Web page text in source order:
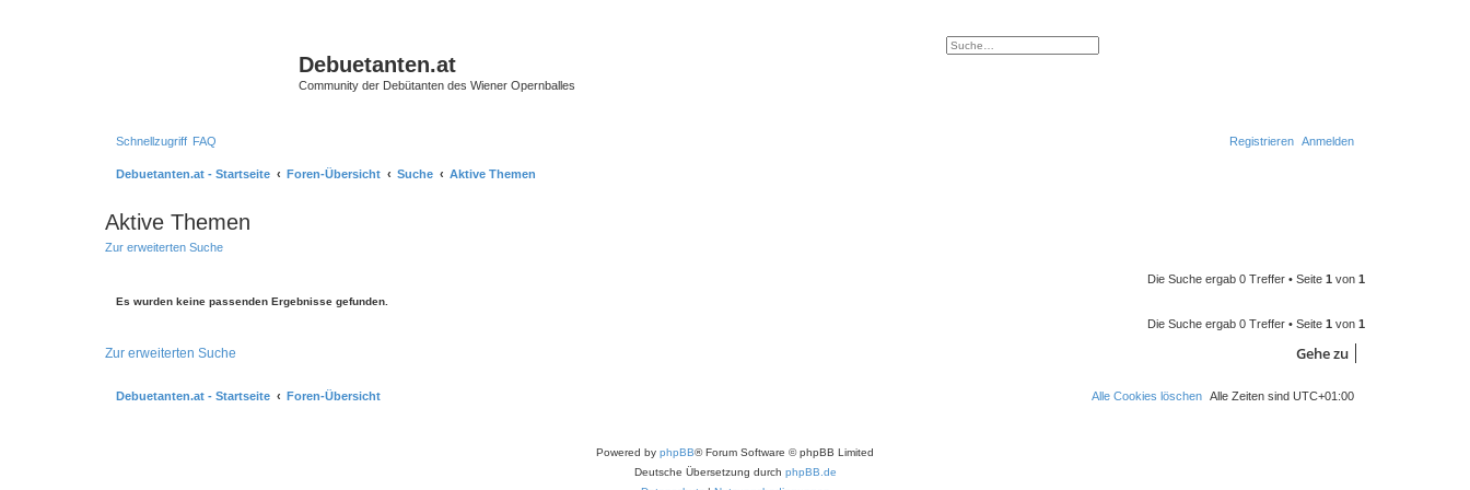
Debuetanten.at
Community der Debütanten des Wiener Opernballes
Suche
Erweiterte Suche
Schnellzugriff FAQ Anmelden
Registrieren
Debuetanten.at - Startseite Foren-Übersicht Suche
Aktive Themen
Aktive Themen
Zur erweiterten Suche
Die Suche ergab 0 Treffer • Seite 1 von 1
Es wurden keine passenden Ergebnisse gefunden.
Die Suche ergab 0 Treffer • Seite 1 von 1
Zur erweiterten Suche Gehe zu
Debuetanten.at - Startseite Foren-Übersicht Alle Zeiten sind UTC+01:00
Alle Cookies löschen
Powered by phpBB® Forum Software © phpBB Limited
Deutsche Übersetzung durch phpBB.de